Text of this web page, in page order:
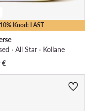
Kood: LAST
· All Star · Kollane
€